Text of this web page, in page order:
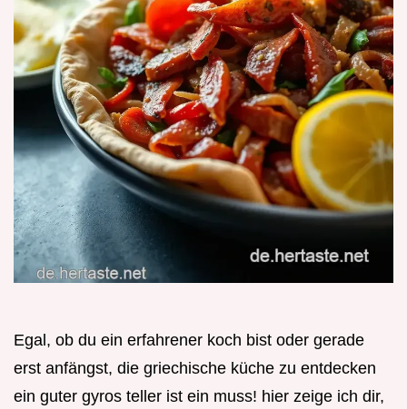
Egal, ob du ein erfahrener koch bist oder gerade
erst anfängst, die griechische küche zu entdecken
ein guter gyros teller ist ein muss! hier zeige ich dir,